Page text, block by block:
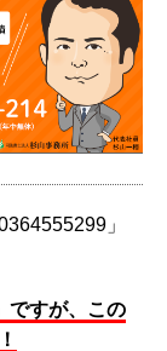
」
ですが、この